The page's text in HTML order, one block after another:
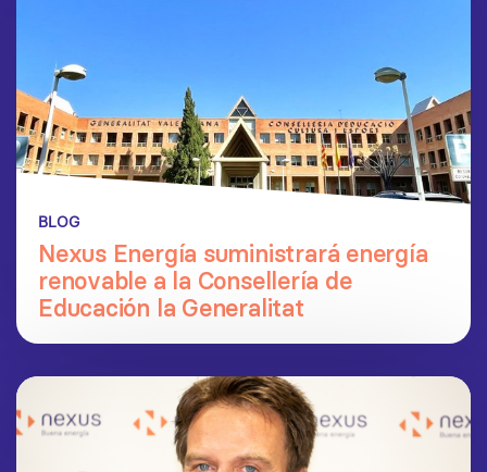
BLOG
Nexus Energía suministrará energía
renovable a la Consellería de
Educación la Generalitat